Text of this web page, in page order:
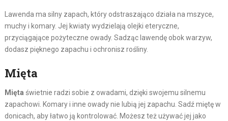
Lawenda ma silny zapach, który odstraszająco działa na mszyce,
muchy i komary. Jej kwiaty wydzielają olejki eteryczne,
przyciągające pożyteczne owady. Sadząc lawendę obok warzyw,
dodasz pięknego zapachu i ochronisz rośliny.
Mięta
Mięta świetnie radzi sobie z owadami, dzięki swojemu silnemu
zapachowi. Komary i inne owady nie lubią jej zapachu. Sadź miętę w
donicach, aby łatwo ją kontrolować. Możesz też używać jej jako